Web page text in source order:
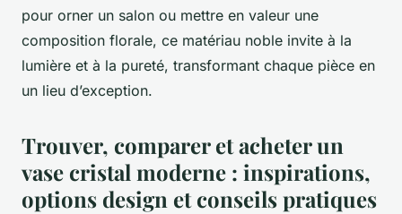
pour orner un salon ou mettre en valeur une
composition florale, ce matériau noble invite à la
lumière et à la pureté, transformant chaque pièce en
un lieu d’exception.
Trouver, comparer et acheter un
vase cristal moderne : inspirations,
options design et conseils pratiques